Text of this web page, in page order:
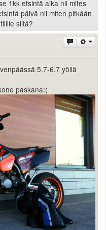
1kk etsintä aika nii mites
päivä nii miten pitkään
siitä?
5.7-6.7 yöllä
paskana:(